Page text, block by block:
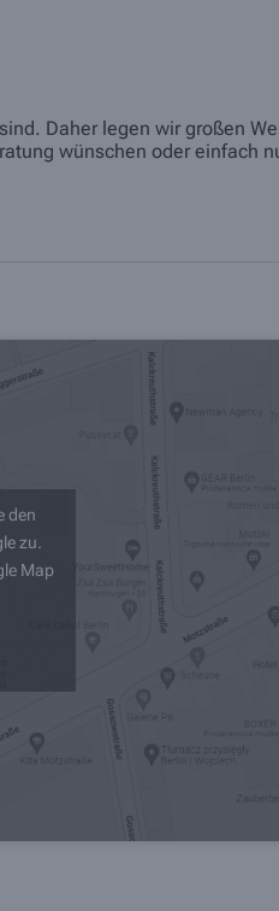
Daher legen wir großen
wünschen oder einfach
den
zu.
Map